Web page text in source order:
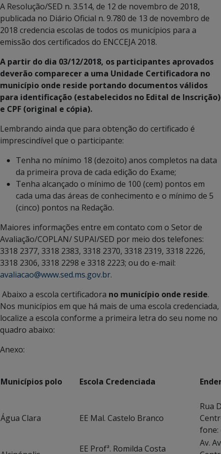
A Resolução/SED n. 3.514, de 12 de novembro de 2018,
publicada no Diário Oficial n. 9.780 de 13 de novembro de
2018 credencia escolas de todos os municípios para a
emissão dos certificados do ENCCEJA 2018.
A partir do dia 03/12/2018, os participantes aprovados
deverão comparecer a uma Unidade Certificadora no
município onde reside portando documentos válidos
para identificação (estabelecidos no Edital de Inscrição)
e CPF (original e cópia).
Lembrando ainda que para obtenção do certificado é
imprescindível que o participante:
Tenha no mínimo 18 (dezoito) anos completos na data
da primeira prova de cada edição do Exame;
Tenha alcançado o mínimo de 100 (cem) pontos em
cada uma das áreas de conhecimento e o mínimo de 5
(cinco) pontos na Redação.
Maiores informações entre em contato com o Setor de
Avaliação/COPLAN/ SUPAI/SED por meio dos telefones:
3318 2377, 3318 2383, 3318 2370, 3318 2319, 3318 2226,
3318 2306, 3318 2298 e 3318 2223; ou do e-mail:
avaliacao@www.sed.ms.gov.br.
Abaixo a escola certificadora no município onde reside.
Nos municípios em que há mais de uma escola credenciada,
localize a escola conforme a primeira letra do seu nome no
quadro abaixo:
Anexo:
Municípios polo Escola Credenciada
Água Clara EE Mal. Castelo Branco
Rua
fone:
EE Profª. Romilda Costa
Av.